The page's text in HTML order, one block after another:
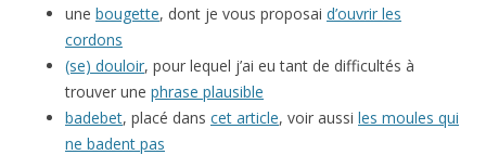
une bougette, dont je vous proposai d’ouvrir les
cordons
(se) douloir, pour lequel j’ai eu tant de difficultés à
trouver une phrase plausible
badebet, placé dans cet article, voir aussi les moules qui
ne badent pas